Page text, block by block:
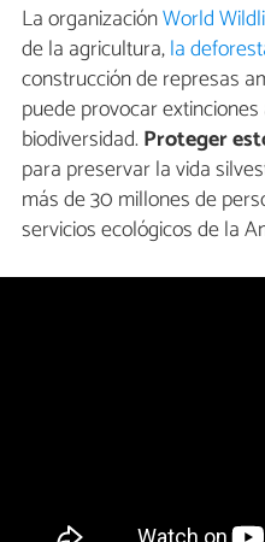
La organizaciónWorld
de la agricultura,la
construcción de represas
puede provocar
biodiversidad. Proteger
para preservar la vida
más de 30 millones de
servicios ecológicos de la